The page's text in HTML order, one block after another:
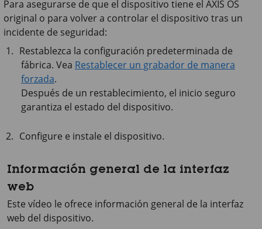
Para asegurarse de que el dispositivo tiene el AXIS OS
original o para volver a controlar el dispositivo tras un
incidente de seguridad:
Restablezca la configuración predeterminada de
fábrica. Vea Restablecer un grabador de manera
forzada.
Después de un restablecimiento, el inicio seguro
garantiza el estado del dispositivo.
Configure e instale el dispositivo.
Información general de la interfaz
web
Este vídeo le ofrece información general de la interfaz
web del dispositivo.